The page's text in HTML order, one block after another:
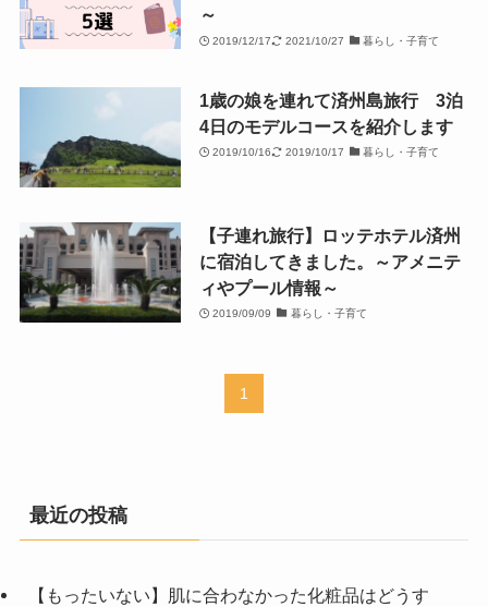
～
2019/12/17 2021/10/27 暮らし・子育て
1歳の娘を連れて済州島旅行 3泊
4日のモデルコースを紹介します
2019/10/16 2019/10/17 暮らし・子育て
【子連れ旅行】ロッテホテル済州
に宿泊してきました。～アメニテ
ィやプール情報～
2019/09/09 暮らし・子育て
1
最近の投稿
【もったいない】肌に合わなかった化粧品はどうす